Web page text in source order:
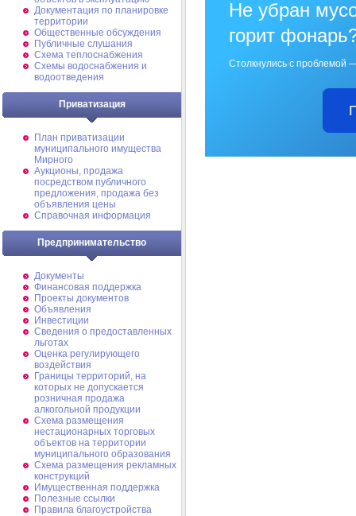
Документация по планировке
территории
Общественные обсуждения
Публичные слушания
Схема теплоснабжения
Схемы водоснабжения и
водоотведения
Приватизация
План приватизации
муниципального имущества
Мирного
Аукционы, продажа
посредством публичного
предложения, продажа без
объявления цены
Справочная информация
Предпринимательство
Документы
Финансовая поддержка
Проекты документов
Объявления
Инвестиции
Сведения о предоставленных
льготах
Оценка регулирующего
воздействия
Границы территорий, на
которых не допускается
розничная продажа
алкогольной продукции
Схема размещения
нестационарных торговых
объектов на территории
муниципального образования
Схема размещения рекламных
конструкций
Имущественная поддержка
Полезные ссылки
Правила благоустройства
Не убран
горит
Столкнулись с проблемой